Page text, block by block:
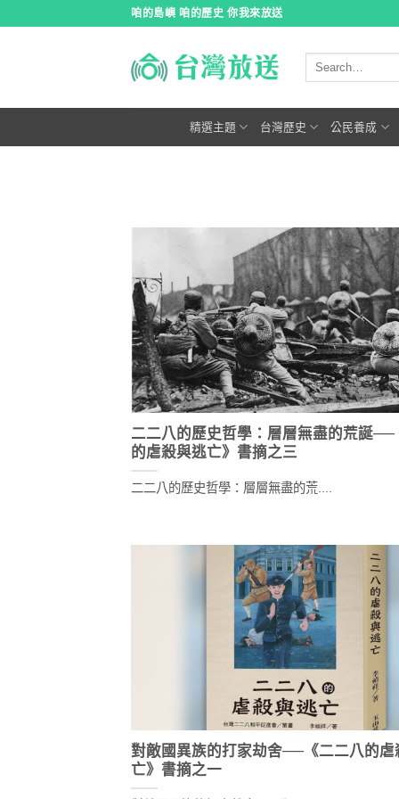
咱的島嶼 咱的歷史 你我來放送
精選主題 台灣歷史 公民養成
二二八的歷史哲學：層層無盡的荒誕──
的虐殺與逃亡》書摘之三
二二八的歷史哲學：層層無盡的荒....
對敵國異族的打家劫舍──《二二八的虐
亡》書摘之一